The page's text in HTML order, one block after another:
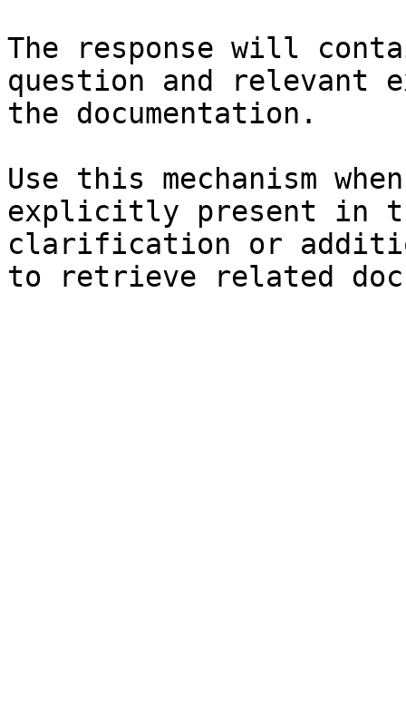
The response will
question and relevant
the documentation.
Use this mechanism
explicitly present in
clarification or